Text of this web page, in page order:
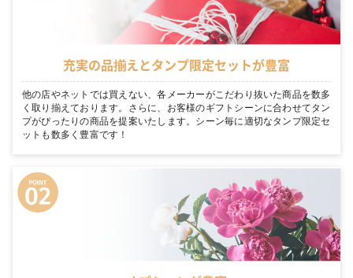
充実の品揃えとタンプ限定セットが豊富
他の店やネットでは買えない、各メーカーがこだわり抜いた商品を数多
く取り揃えております。さらに、お客様のギフトシーンに合わせてタン
プがぴったりの商品を提案いたします。シーン毎に適切なタンプ限定セ
ットも数多く豊富です！